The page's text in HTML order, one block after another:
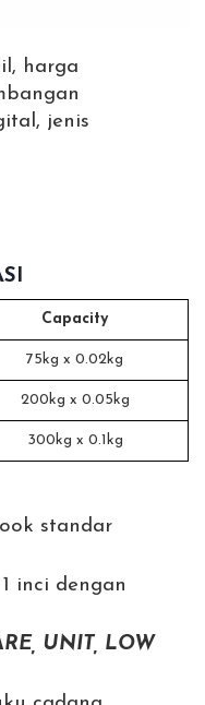
Capacity
75kg x 0.02kg
200kg x 0.05kg
300kg x 0.1kg
standar
inci dengan
UNIT, LOW